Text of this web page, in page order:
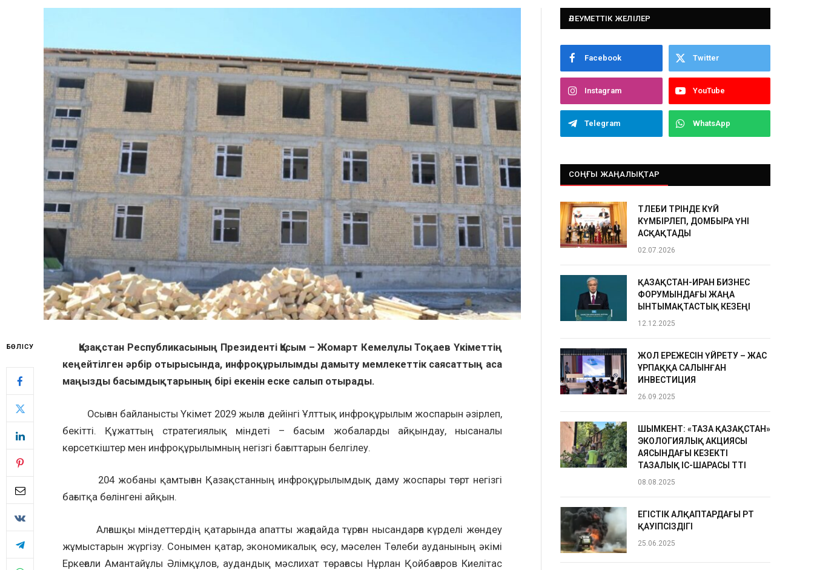
БӨЛІСУ
Қазақстан Республикасының Президенті Қасым – Жомарт Кемелұлы Тоқаев Үкіметтің
кеңейтілген әрбір отырысында, инфроқұрылымды дамыту мемлекеттік саясаттың аса
маңызды басымдықтарының бірі екенін еске салып отырады.
Осыған байланысты Үкімет 2029 жылға дейінгі Ұлттық инфроқұрылым жоспарын әзірлеп,
бекітті. Құжаттың стратегиялық міндеті – басым жобаларды айқындау, нысаналы
көрсеткіштер мен инфроқұрылымның негізгі бағыттарын белгілеу.
204 жобаны қамтыған Қазақстанның инфроқұрылымдық даму жоспары төрт негізгі
бағытқа бөлінгені айқын.
Алғашқы міндеттердің қатарында апатты жағдайда тұрған нысандарға күрделі жөндеу
жұмыстарын жүргізу. Сонымен қатар, экономикалық өсу, мәселен Төлеби ауданының әкімі
Еркеғали Амантайұлы Әлімқұлов, аудандық мәслихат төрағасы Нұрлан Қойбағаров Киелітас
ӘЛЕУМЕТТІК ЖЕЛІЛЕР
Facebook Twitter
Instagram YouTube
Telegram WhatsApp
СОҢҒЫ ЖАҢАЛЫҚТАР
ТӨЛЕБИ ТӨРІНДЕ КҮЙ
КҮМБІРЛЕП, ДОМБЫРА ҮНІ
АСҚАҚТАДЫ
02.07.2026
ҚАЗАҚСТАН-ИРАН БИЗНЕС
ФОРУМЫНДАҒЫ ЖАҢА
ЫНТЫМАҚТАСТЫҚ КЕЗЕҢІ
12.12.2025
ЖОЛ ЕРЕЖЕСІН ҮЙРЕТУ – ЖАС
ҰРПАҚҚА САЛЫНҒАН
ИНВЕСТИЦИЯ
26.09.2025
ШЫМКЕНТ: «ТАЗА ҚАЗАҚСТАН»
ЭКОЛОГИЯЛЫҚ АКЦИЯСЫ
АЯСЫНДАҒЫ КЕЗЕКТІ
ТАЗАЛЫҚ ІС-ШАРАСЫ ӨТТІ
08.08.2025
ЕГІСТІК АЛҚАПТАРДАҒЫ ӨРТ
ҚАУІПСІЗДІГІ
25.06.2025